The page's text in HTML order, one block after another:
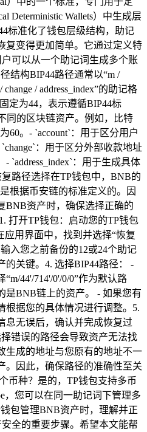
Deterministic Wallets）中生成层
标准化了钱包层级结构，助记
复变得更加简单。它通过定义特
可以从一个助记词生成多个账
结构BIP44路径通常以“m /
change / address_index”的助记格
定为44，表示遵循BIP44标
同的区块链资产。例如，比特
60。- `account`：用于区分用户
：用于区分外部收款地址
- `address_index`：用于生成具体
路径选择在TP钱包中，BNB的
根据币安链的标准定义的。因
BNB资产时，确保选择正确的
打开TP钱包：启动您的TP钱包
应用界面中，找到并选择“恢复
入您之前备份的12或24个助记
关键。4. 选择BIP44路径： -
44'/714'/0'/0/0”作为默认路
是BNB链上的资产。 - 如果您有
根据您的具体情况进行调整。5.
息无误后，确认并完成恢复过
错误的路径会导致资产无法找
生成的地址与您原有的地址不一
。因此，确保路径的准确性至关
币种？是的，TP钱包支持多币
，您可以在同一助记词下管理多
包管理BNB资产时，理解并正
全的重要步骤。希望本文能帮